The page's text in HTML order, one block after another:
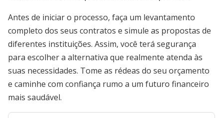
Antes de iniciar o processo, faça um levantamento
completo dos seus contratos e simule as propostas de
diferentes instituições. Assim, você terá segurança
para escolher a alternativa que realmente atenda às
suas necessidades. Tome as rédeas do seu orçamento
e caminhe com confiança rumo a um futuro financeiro
mais saudável.